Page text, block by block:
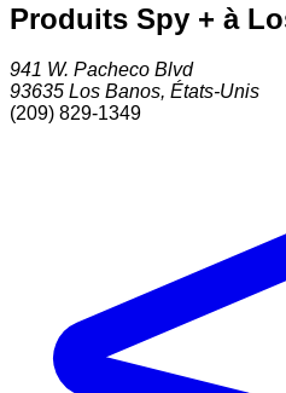
Produits Spy + à
941 W. Pacheco Blvd
93635 Los Banos, États-Unis
(209) 829-1349